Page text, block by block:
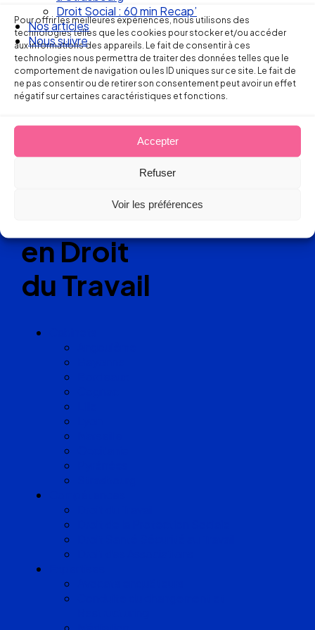
Pour offrir les meilleures expériences, nous utilisons des
technologies telles que les cookies pour stocker et/ou accéder
aux informations des appareils. Le fait de consentir à ces
technologies nous permettra de traiter des données telles que le
comportement de navigation ou les ID uniques sur ce site. Le fait de
ne pas consentir ou de retirer son consentement peut avoir un effet
négatif sur certaines caractéristiques et fonctions.
Accepter
Refuser
Voir les préférences
Droit Social : 60 min Recap’
Nos articles
Nous suivre
Ellipse Avocats
Réseau
de cabinets
d’avocats
experts
en Droit
du Travail